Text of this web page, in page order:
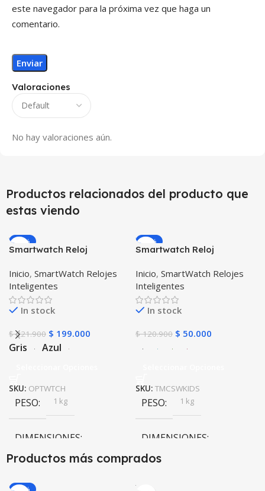
Valoraciones
No hay valoraciones aún.
este navegador para la próxima vez que haga un
comentario.
Productos relacionados del producto que
estas viendo
-10%
Smartwatch Reloj
WATCH™ (KW37 PRO) Mide
Temperatura Presión
Arterial y Ritmo Cardíaco
Inicio, SmartWatch Relojes
Inteligentes
In stock
$221.900 $ 199.000
Gris Azul
SKU: OPTWTCH
PESO 1 kg
DIMENSIONES
-59%
Smartwatch Reloj
GPS Ubicar Niños SOS
Inicio, SmartWatch Relojes
Inteligentes
In stock
$120.900 $ 50.000
SKU: TMCSWKIDS
PESO 1 kg
DIMENSIONES
Productos más comprados
-20%